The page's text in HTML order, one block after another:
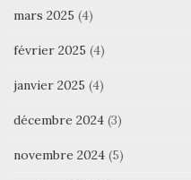
mars 2025 (4)
février 2025 (4)
janvier 2025 (4)
décembre 2024 (3)
novembre 2024 (5)